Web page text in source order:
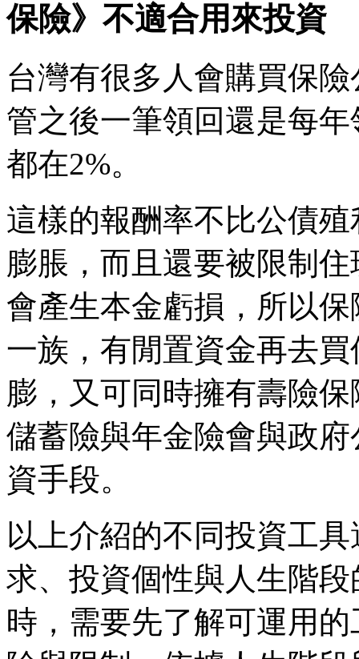
保險》不適合用來投資
台灣有很多人會購買保
管之後一筆領回還是每
都在2%。
這樣的報酬率不比公債
膨脹，而且還要被限制
會產生本金虧損，所以
一族，有閒置資金再去
膨，又可同時擁有壽險
儲蓄險與年金險會與政
資手段。
以上介紹的不同投資工
求、投資個性與人生階
時，需要先了解可運用